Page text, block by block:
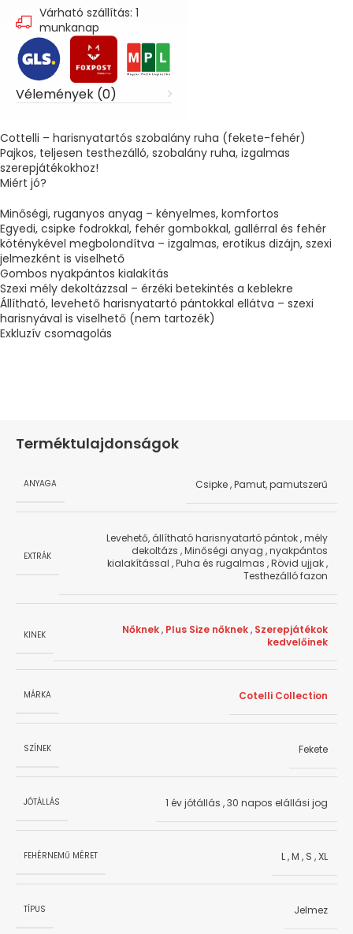
Várható szállítás: 1
munkanap
Vélemények (0)
Cottelli – harisnyatartós szobalány ruha (fekete-fehér)
Pajkos, teljesen testhezálló, szobalány ruha, izgalmas
szerepjátékokhoz!
Miért jó?
Minőségi, ruganyos anyag – kényelmes, komfortos
Egyedi, csipke fodrokkal, fehér gombokkal, gallérral és fehér
köténykével megbolondítva – izgalmas, erotikus dizájn, szexi
jelmezként is viselhető
Gombos nyakpántos kialakítás
Szexi mély dekoltázzsal – érzéki betekintés a keblekre
Állítható, levehető harisnyatartó pántokkal ellátva – szexi
harisnyával is viselhető (nem tartozék)
Exkluzív csomagolás
Terméktulajdonságok
ANYAGA Csipke,Pamut, pamutszerű
EXTRÁK
Levehető, állítható harisnyatartó pántok,mély
dekoltázs ,Minőségi anyag ,nyakpántos
kialakítással ,Puha és rugalmas ,Rövid ujjak,
Testhezálló fazon
KINEK Nőknek, Plus Size nőknek, Szerepjátékok
kedvelőinek
MÁRKA Cotelli Collection
SZÍNEK Fekete
JÓTÁLLÁS 1 év jótállás ,30 napos elállási jog
FEHÉRNEMŰ MÉRET L,M , S ,XL
TÍPUS Jelmez